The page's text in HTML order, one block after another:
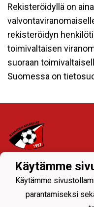
Rekisteröidyllä on
rekisteröidyn
toimivaltaisen
suoraan
Suomessa on
Tietosuojaseloste
Ylävalikon
Käytämme
Käytämme
parantamiseksi